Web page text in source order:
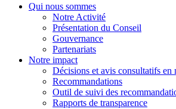
Qui nous sommes
Notre Activité
Présentation du Conseil
Gouvernance
Partenariats
Notre impact
Décisions et avis consultatifs en
Recommandations
Outil de suivi des
Rapports de transparence